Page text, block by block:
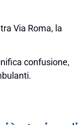
Via Roma, la
confusione,